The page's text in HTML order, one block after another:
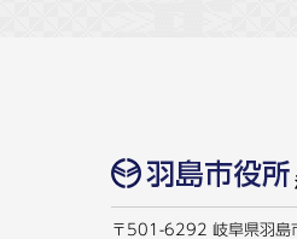
〒501-6292 岐阜県羽島